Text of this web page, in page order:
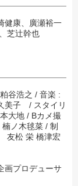
健康、廣瀬裕一
芝辻幹也
谷浩之 / 音楽 :
美子 / スタイリ
大地 / Bカメ撮
ノ木毬菜 / 制
松 栄 橋津宏
プロデューサ